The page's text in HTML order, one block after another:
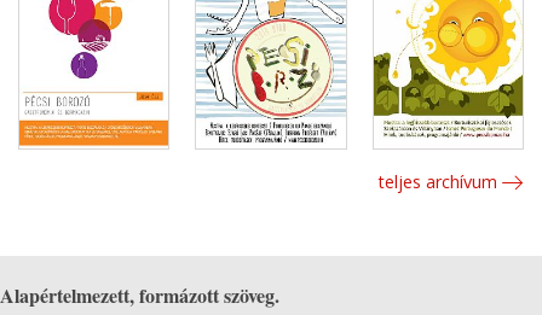
teljes archívum
Alapértelmezett, formázott szöveg.